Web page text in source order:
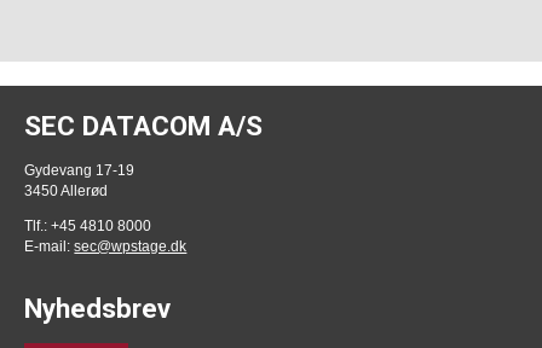
SEC DATACOM A/S
Gydevang 17-19
3450 Allerød
Tlf.: +45 4810 8000
E-mail:sec@wpstage.dk
Nyhedsbrev